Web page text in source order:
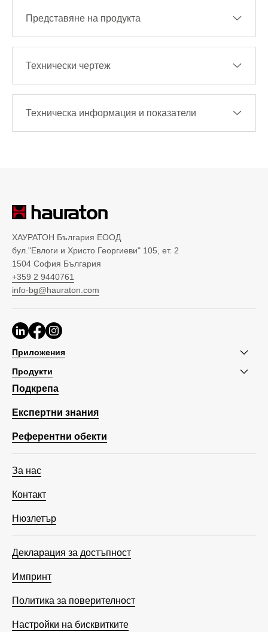
Представяне на продукта
Технически чертеж
Техническа информация и показатели
ХАУРАТОН България ЕООД
бул."Евлоги и Христо Георгиеви" 105, ет. 2
1504 София България
+359 2 9440761
info-bg@hauraton.com
Приложения
Продукти
Подкрепа
Експертни знания
Референтни обекти
За нас
Контакт
Нюзлетър
Декларация за достъпност
Импринт
Политика за поверителност
Настройки на бисквитките